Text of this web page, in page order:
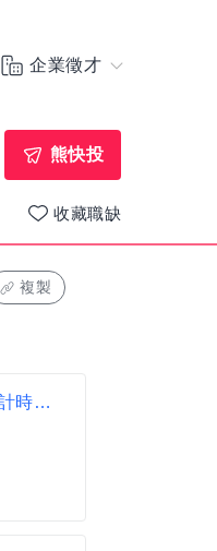
企業徵才
熊快投
收藏職缺
複製
時薪200起 早班 餐飲計時人員(新店民權店)